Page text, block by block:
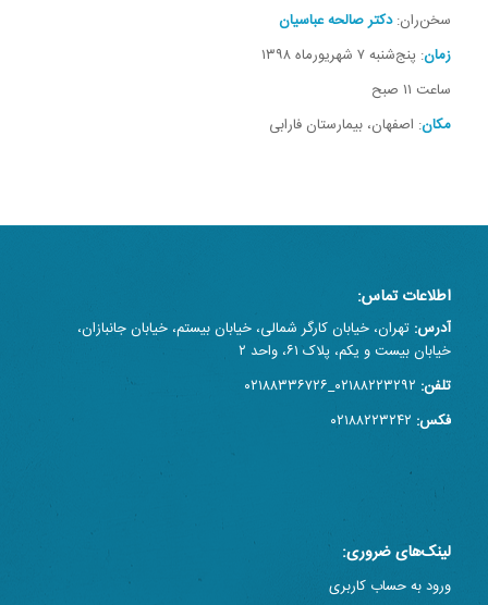
سخن‌ران:دکتر صالحه عباسیان
زمان: پنج‌شنبه ۷ شهریورماه ۱۳۹۸
ساعت ۱۱ صبح
مکان: اصفهان، بیمارستان فارابی
اطلاعات تماس:
آدرس: تهران، خیابان کارگر شمالی، خیابان بیستم، خیابان جانبازان،
خیابان بیست و یکم، پلاک ۶۱، واحد ۲
تلفن:
فکس:
لینک‌های ضروری:
ورود به حساب کاربری